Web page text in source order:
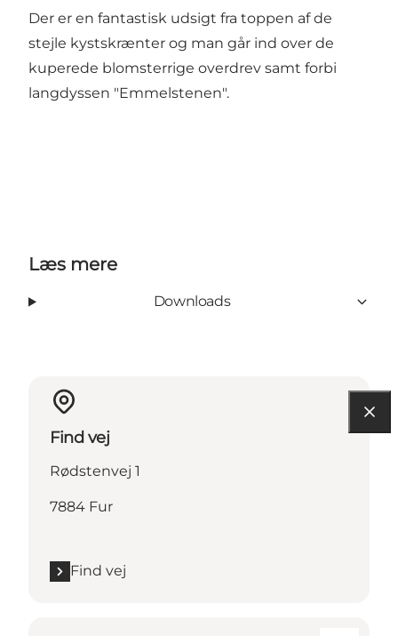
Der er en fantastisk udsigt fra toppen af de
stejle kystskrænter og man går ind over de
kuperede blomsterrige overdrev samt forbi
langdyssen "Emmelstenen".
Læs mere
Downloads
Find vej
Rødstenvej 1
7884 Fur
Find vej